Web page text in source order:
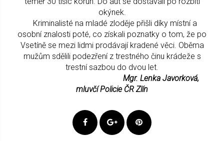
okýnek.
Kriminalisté na mladé zloděje přišli díky místní a
osobní znalosti poté, co získali poznatky o tom, že po
Vsetíně se mezi lidmi prodávají kradené věci. Oběma
mužům sdělili podezření z trestného činu krádeže s
trestní sazbou do dvou let.
Mgr. Lenka Javorková,
mluvčí Policie ČR Zlín